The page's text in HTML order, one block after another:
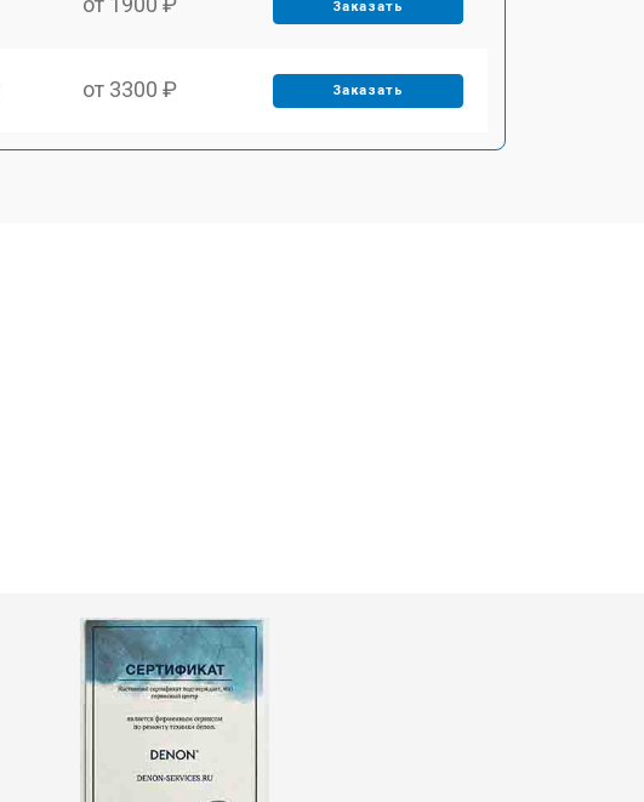
Заказать
от 3300 ₽ Заказать